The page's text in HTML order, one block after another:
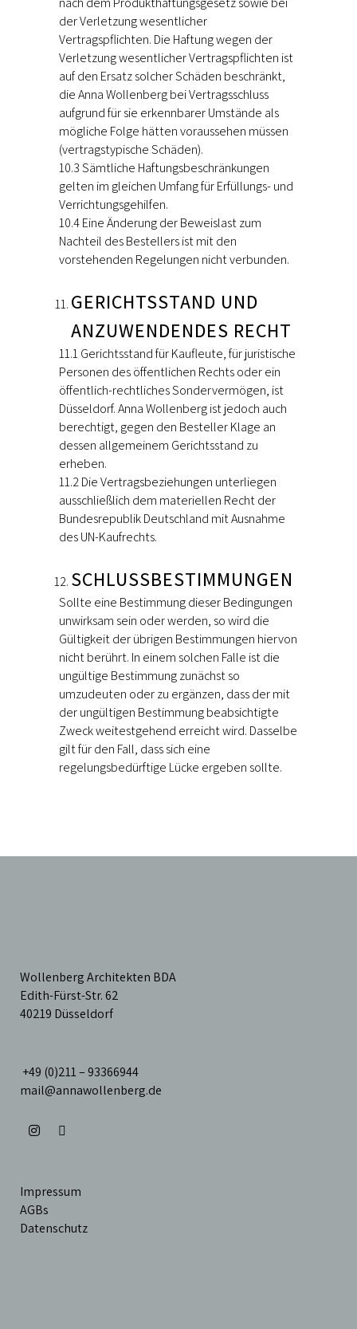
der Verletzung wesentlicher
Vertragspflichten. Die Haftung wegen der
Verletzung wesentlicher Vertragspflichten ist
auf den Ersatz solcher Schäden beschränkt,
die Anna Wollenberg bei Vertragsschluss
aufgrund für sie erkennbarer Umstände als
mögliche Folge hätten voraussehen müssen
(vertragstypische Schäden).
10.3 Sämtliche Haftungsbeschränkungen
gelten im gleichen Umfang für Erfüllungs- und
Verrichtungsgehilfen.
10.4 Eine Änderung der Beweislast zum
Nachteil des Bestellers ist mit den
vorstehenden Regelungen nicht verbunden.
GERICHTSSTAND UND
ANZUWENDENDES RECHT
11.1 Gerichtsstand für Kaufleute, für juristische
Personen des öffentlichen Rechts oder ein
öffentlich-rechtliches Sondervermögen, ist
Düsseldorf. Anna Wollenberg ist jedoch auch
berechtigt, gegen den Besteller Klage an
dessen allgemeinem Gerichtsstand zu
erheben.
11.2 Die Vertragsbeziehungen unterliegen
ausschließlich dem materiellen Recht der
Bundesrepublik Deutschland mit Ausnahme
des UN-Kaufrechts.
SCHLUSSBESTIMMUNGEN
Sollte eine Bestimmung dieser Bedingungen
unwirksam sein oder werden, so wird die
Gültigkeit der übrigen Bestimmungen hiervon
nicht berührt. In einem solchen Falle ist die
ungültige Bestimmung zunächst so
umzudeuten oder zu ergänzen, dass der mit
der ungültigen Bestimmung beabsichtigte
Zweck weitestgehend erreicht wird. Dasselbe
gilt für den Fall, dass sich eine
regelungsbedürftige Lücke ergeben sollte.
Wollenberg Architekten BDA
Edith-Fürst-Str. 62
40219 Düsseldorf
+49 (0)211 – 93366944
mail@annawollenberg.de
Impressum
AGBs
Datenschutz